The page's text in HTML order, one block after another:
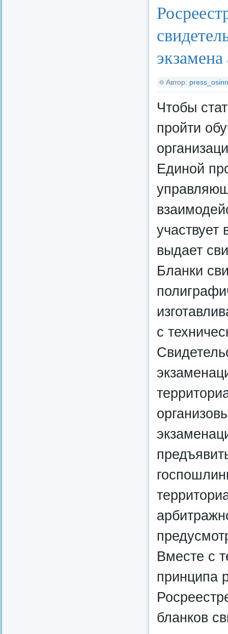
Автор:
Чтобы
пройти
Единой
участвует
выдает
Бланки
с
Вместе с
принципа
бланков